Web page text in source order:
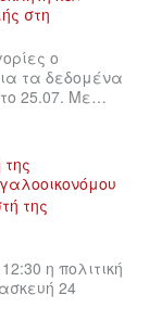
ο
τα δεδομένα
25.07. Με…
η πολιτική
24